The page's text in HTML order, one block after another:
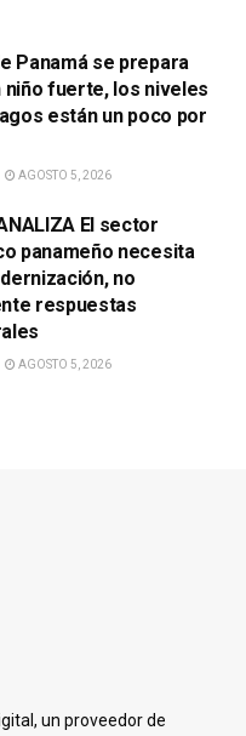
Panamá se prepara
niño fuerte, los niveles
están un poco por
AGOSTO 5, 2026
El sector
panameño necesita
no
respuestas
AGOSTO 5, 2026
un proveedor de